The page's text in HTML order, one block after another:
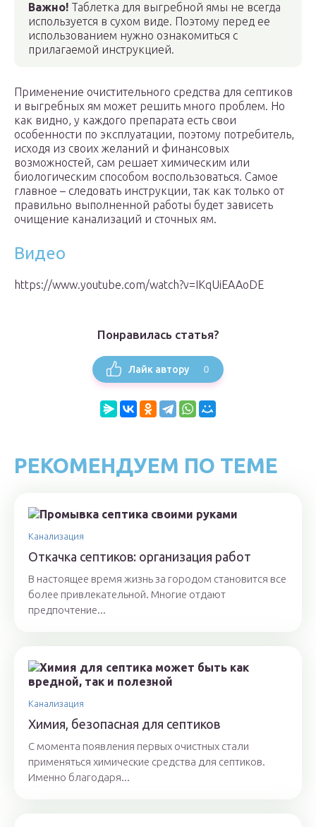
Важно! Таблетка для выгребной ямы не всегда
используется в сухом виде. Поэтому перед ее
использованием нужно ознакомиться с
прилагаемой инструкцией.
Применение очистительного средства для септиков
и выгребных ям может решить много проблем. Но
как видно, у каждого препарата есть свои
особенности по эксплуатации, поэтому потребитель,
исходя из своих желаний и финансовых
возможностей, сам решает химическим или
биологическим способом воспользоваться. Самое
главное – следовать инструкции, так как только от
правильно выполненной работы будет зависеть
очищение канализаций и сточных ям.
Видео
https://www.youtube.com/watch?v=IKqUiEAAoDE
Понравилась статья?
Лайк автору 0
РЕКОМЕНДУЕМ ПО ТЕМЕ
Канализация
Откачка септиков: организация работ
В настоящее время жизнь за городом становится все
более привлекательной. Многие отдают
предпочтение...
Канализация
Химия, безопасная для септиков
С момента появления первых очистных стали
применяться химические средства для септиков.
Именно благодаря...